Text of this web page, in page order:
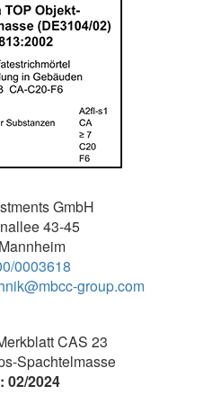
GmbH
43-45
0003618
group.com
CAS 23
Spachtelmasse
02/2024